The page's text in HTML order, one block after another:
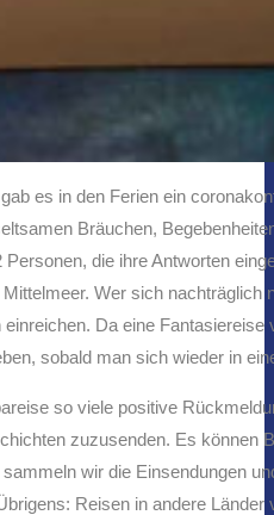
es in den Ferien ein
Bräuchen,
die ihre Antworten
Wer sich
Da eine
sobald man sich wieder in
so viele positive
zuzusenden. Es können
wir die Einsendungen
Reisen in andere